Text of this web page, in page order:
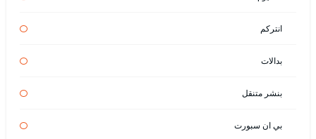
انتركم
بدالات
بنشر متنقل
بي ان سبورت